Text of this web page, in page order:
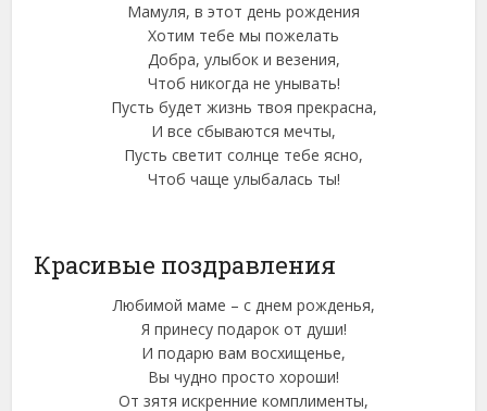
Мамуля, в этот день рождения
Хотим тебе мы пожелать
Добра, улыбок и везения,
Чтоб никогда не унывать!
Пусть будет жизнь твоя прекрасна,
И все сбываются мечты,
Пусть светит солнце тебе ясно,
Чтоб чаще улыбалась ты!
Красивые поздравления
Любимой маме – с днем рожденья,
Я принесу подарок от души!
И подарю вам восхищенье,
Вы чудно просто хороши!
От зятя искренние комплименты,